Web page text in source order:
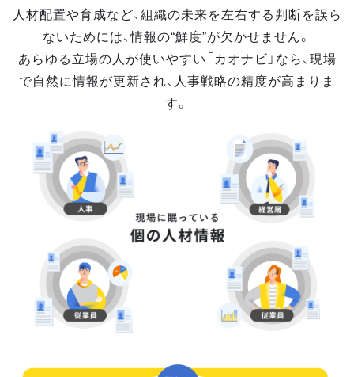
人材配置や育成など、組織の未来を左右する判断を誤ら
ないためには、情報の“鮮度”が欠かせません。
あらゆる立場の人が使いやすい「カオナビ」なら、現場
で自然に情報が更新され、人事戦略の精度が高まりま
す。